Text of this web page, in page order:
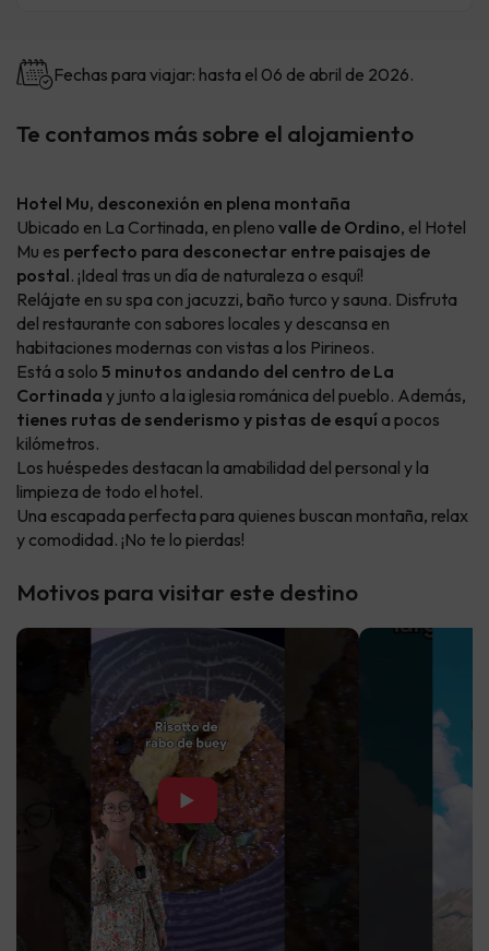
Fechas para viajar: hasta el 06 de abril de 2026.
Te contamos más sobre el alojamiento
Hotel Mu, desconexión en plena montaña
Ubicado en La Cortinada, en pleno valle de Ordino, el Hotel
Mu es perfecto para desconectar entre paisajes de
postal. ¡Ideal tras un día de naturaleza o esquí!
Relájate en su spa con jacuzzi, baño turco y sauna. Disfruta
del restaurante con sabores locales y descansa en
habitaciones modernas con vistas a los Pirineos.
Está a solo 5 minutos andando del centro de La
Cortinada y junto a la iglesia románica del pueblo. Además,
tienes rutas de senderismo y pistas de esquí a pocos
kilómetros.
Los huéspedes destacan la amabilidad del personal y la
limpieza de todo el hotel.
Una escapada perfecta para quienes buscan montaña, relax
y comodidad. ¡No te lo pierdas!
Motivos para visitar este destino
▶